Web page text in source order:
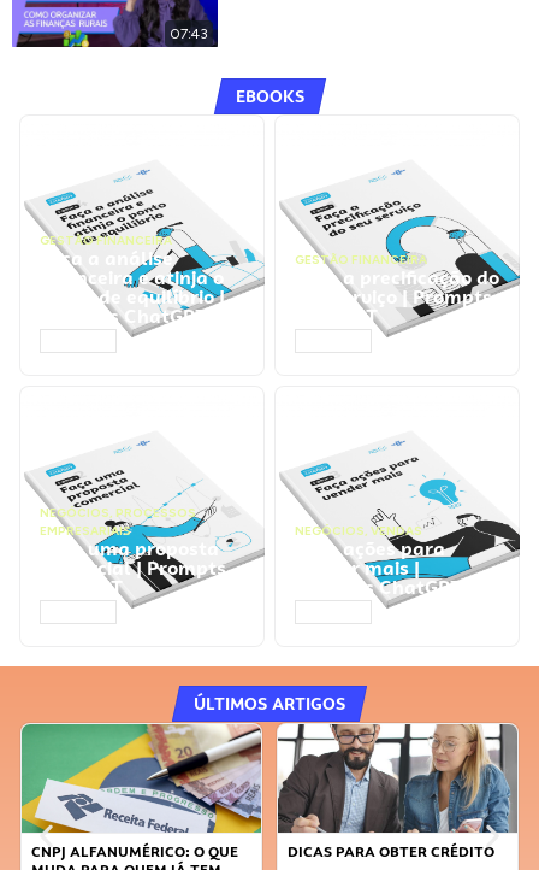
07:43
EBOOKS
GESTÃO FINANCEIRA
Faça a análise
financeira e atinja o
ponto de equilíbrio |
Prompts ChatGPT
GESTÃO FINANCEIRA
Faça a precificação do
seu serviço | Prompts
ChatGPT
NEGÓCIOS, PROCESSOS
EMPRESARIAIS
Faça uma proposta
comercial | Prompts
ChatGPT
NEGÓCIOS, VENDAS
Faça ações para
vender mais |
Prompts ChatGPT
ÚLTIMOS ARTIGOS
DICAS PARA OBTER CRÉDITO
FAÇA A DIFERENÇA: SEJA